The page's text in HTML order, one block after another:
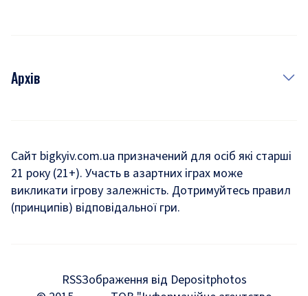
Архів
Комуналка
Хроніки війни
Мегаполіс
Сайт bigkyiv.com.ua призначений для осіб які старші
21 року (21+). Участь в азартних іграх може
викликати ігрову залежність. Дотримуйтесь правил
(принципів) відповідальної гри.
RSSЗображення від Depositphotos